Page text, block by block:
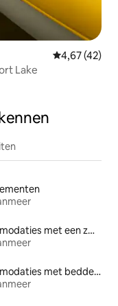
Gemiddelde
4,67 (42)
Lake
Accommodaties met een zwembad
Accommodaties met bedden op toegankelijke hoogte